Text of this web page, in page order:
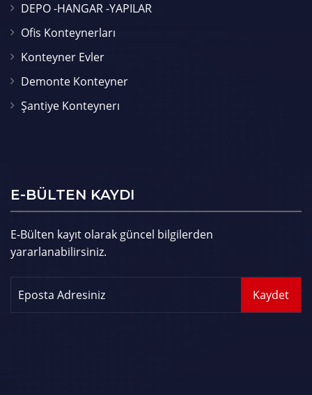
DEPO -HANGAR -YAPILAR
Ofis Konteynerları
Konteyner Evler
Demonte Konteyner
Şantiye Konteynerı
E-BÜLTEN KAYDI
E-Bülten kayıt olarak güncel bilgilerden
yararlanabilirsiniz.